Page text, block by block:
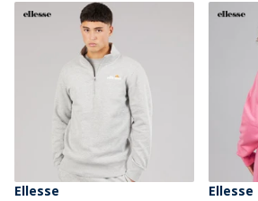
Ellesse
Ellesse